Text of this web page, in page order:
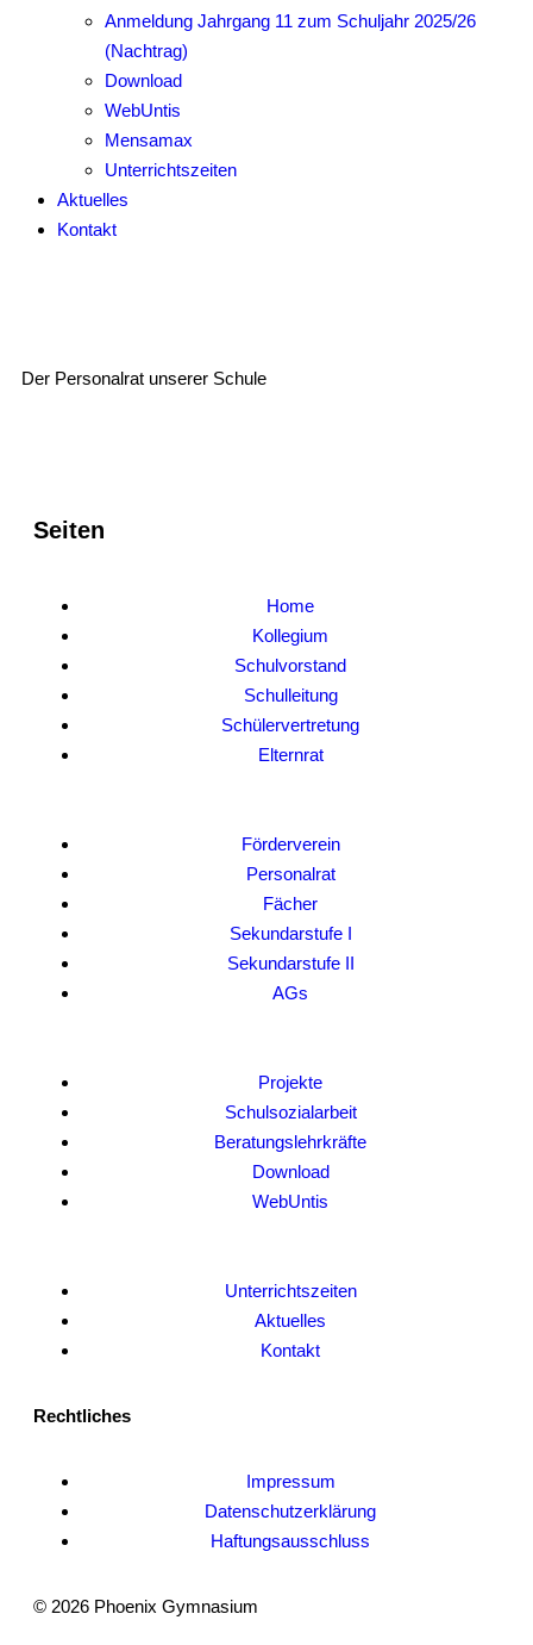
Anmeldung Jahrgang 11 zum Schuljahr 2025/26
(Nachtrag)
Download
WebUntis
Mensamax
Unterrichtszeiten
Aktuelles
Kontakt
Der Personalrat unserer Schule
Seiten
Home
Kollegium
Schulvorstand
Schulleitung
Schülervertretung
Elternrat
Förderverein
Personalrat
Fächer
Sekundarstufe I
Sekundarstufe II
AGs
Projekte
Schulsozialarbeit
Beratungslehrkräfte
Download
WebUntis
Unterrichtszeiten
Aktuelles
Kontakt
Rechtliches
Impressum
Datenschutzerklärung
Haftungsausschluss
© 2026 Phoenix Gymnasium